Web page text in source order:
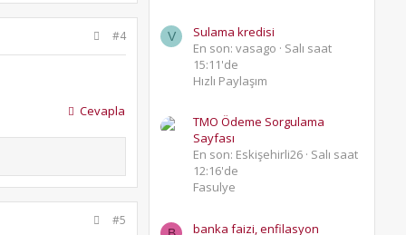
#4
Cevapla
#5
V
Sulama kredisi
En son: vasago
Salı saat
15:11'de
Hızlı Paylaşım
TMO Ödeme Sorgulama
Sayfası
En son: Eskişehirli26 Salı saat
12:16'de
Fasulye
banka faizi, enfilasyon